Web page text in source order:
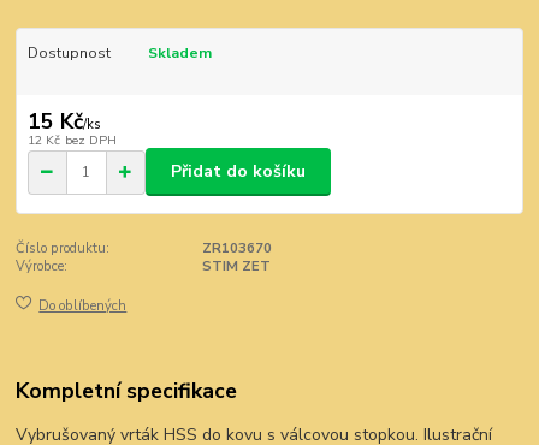
Dostupnost Skladem
15 Kč/ks
12 Kč bez DPH
Přidat do košíku
Číslo produktu:
ZR103670
Výrobce:
STIM ZET
Do oblíbených
Kompletní specifikace
Vybrušovaný vrták HSS do kovu s válcovou stopkou. Ilustrační